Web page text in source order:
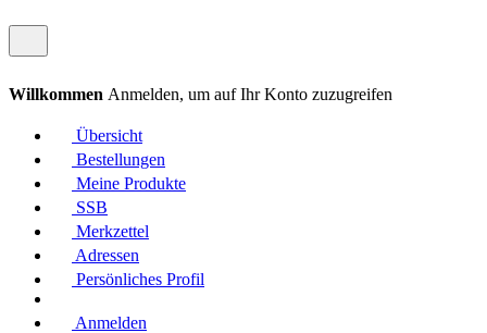
Willkommen Anmelden, um auf Ihr Konto zuzugreifen
Übersicht
Bestellungen
Meine Produkte
SSB
Merkzettel
Adressen
Persönliches Profil
Anmelden